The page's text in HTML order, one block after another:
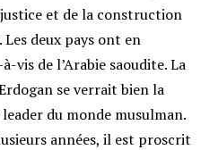
et de la construction
Les deux pays ont en
vis de l’Arabie saoudite. La
se verrait bien la
du monde musulman.
années, il est proscrit